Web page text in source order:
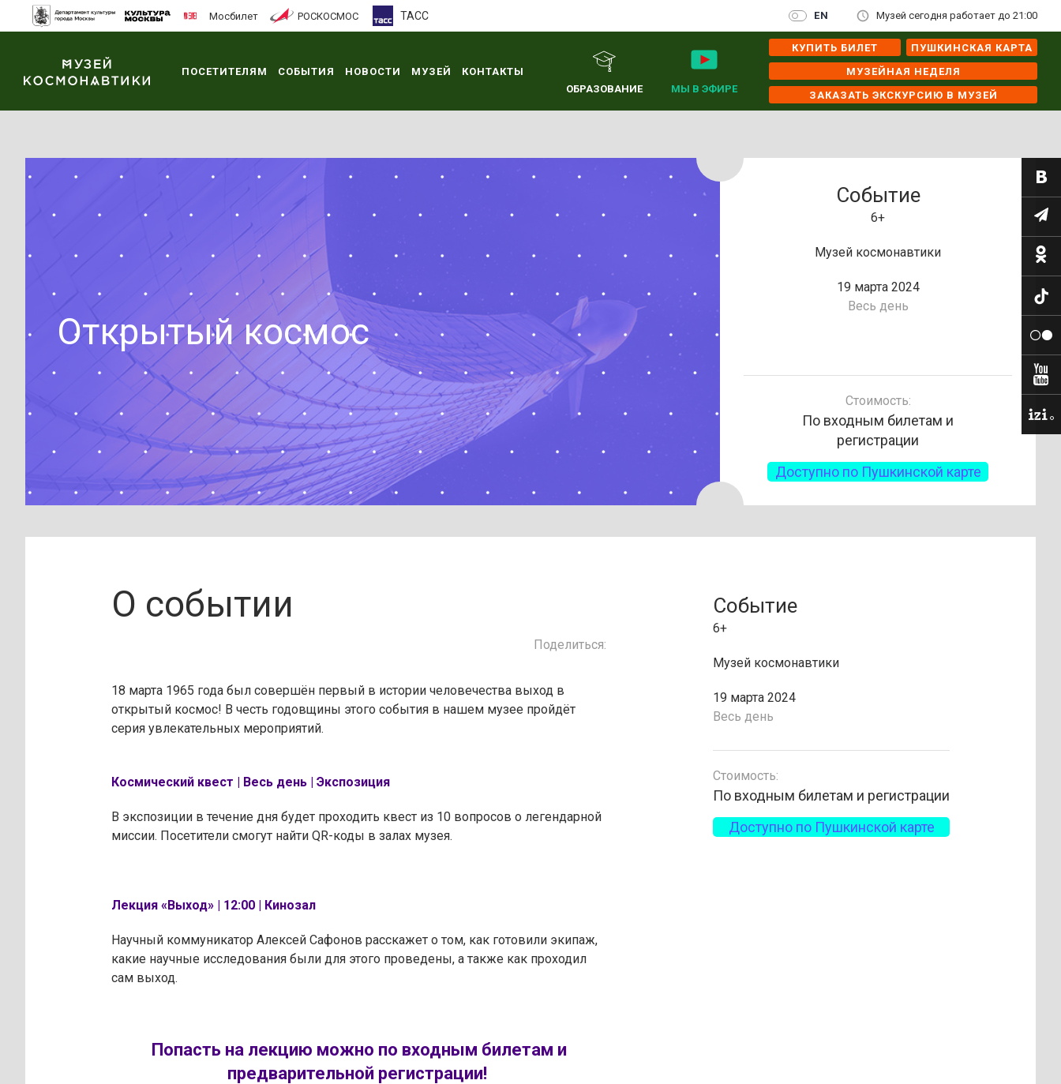
Мосбилет РОСКОСМОС ТАСС EN Музей сегодня работает до 21:00
ПОСЕТИТЕЛЯМ СОБЫТИЯ НОВОСТИ МУЗЕЙ
КОНТАКТЫ
ОБРАЗОВАНИЕ
МЫ В ЭФИРЕ
КУПИТЬ БИЛЕТ
ПУШКИНСКАЯ КАРТА
МУЗЕЙНАЯ НЕДЕЛЯ
ЗАКАЗАТЬ ЭКСКУРСИЮ В МУЗЕЙ
Открытый космос
Событие
6+
Музей космонавтики
19 марта 2024
Весь день
Стоимость:
По входным билетам и
регистрации
Доступно по Пушкинской карте
О событии
Поделиться:
18 марта 1965 года был совершён первый в истории человечества выход в
открытый космос! В честь годовщины этого события в нашем музее пройдёт
серия увлекательных мероприятий.
Космический квест | Весь день | Экспозиция
В экспозиции в течение дня будет проходить квест из 10 вопросов о легендарной
миссии. Посетители смогут найти QR-коды в залах музея.
Лекция «Выход» | 12:00 | Кинозал
Научный коммуникатор Алексей Сафонов расскажет о том, как готовили экипаж,
какие научные исследования были для этого проведены, а также как проходил
сам выход.
Попасть на лекцию можно по входным билетам и
предварительной регистрации!
Событие
6+
Музей космонавтики
19 марта 2024
Весь день
Стоимость:
По входным билетам и регистрации
Доступно по Пушкинской карте